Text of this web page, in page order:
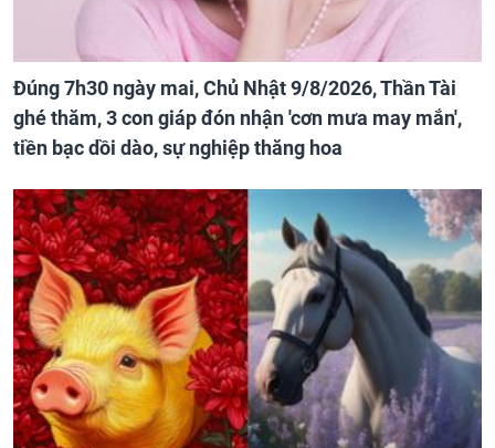
Đúng 7h30 ngày mai, Chủ Nhật 9/8/2026, Thần Tài
ghé thăm, 3 con giáp đón nhận 'cơn mưa may mắn',
tiền bạc dồi dào, sự nghiệp thăng hoa